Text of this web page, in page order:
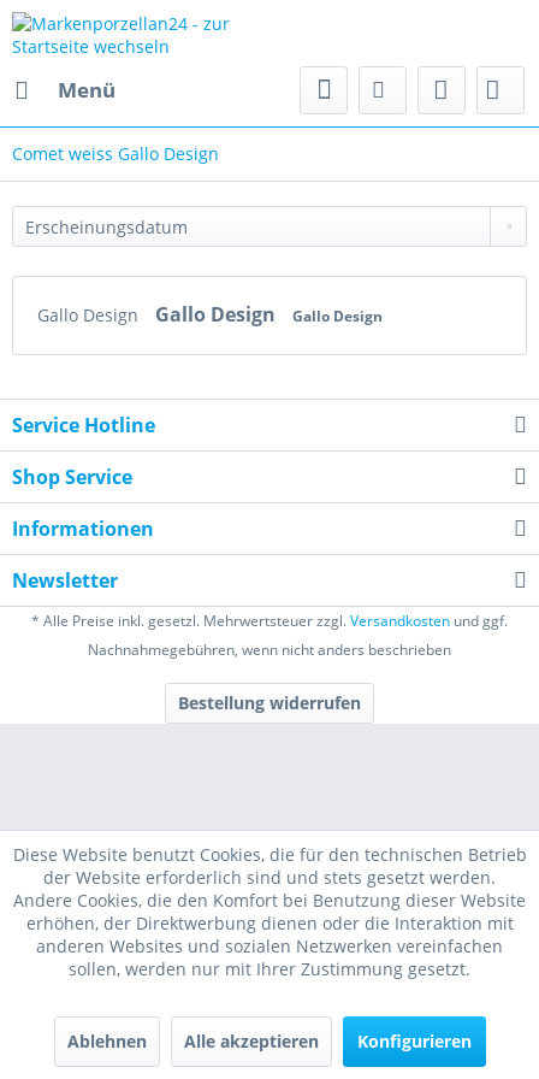
Menü
Comet weiss Gallo Design
Gallo Design Gallo Design Gallo Design
Service Hotline
Shop Service
Informationen
Newsletter
* Alle Preise inkl. gesetzl. Mehrwertsteuer zzgl.Versandkosten und ggf.
Nachnahmegebühren, wenn nicht anders beschrieben
Bestellung widerrufen
Diese Website benutzt Cookies, die für den technischen Betrieb
der Website erforderlich sind und stets gesetzt werden.
Andere Cookies, die den Komfort bei Benutzung dieser Website
erhöhen, der Direktwerbung dienen oder die Interaktion mit
anderen Websites und sozialen Netzwerken vereinfachen
sollen, werden nur mit Ihrer Zustimmung gesetzt.
Ablehnen Alle akzeptieren Konfigurieren